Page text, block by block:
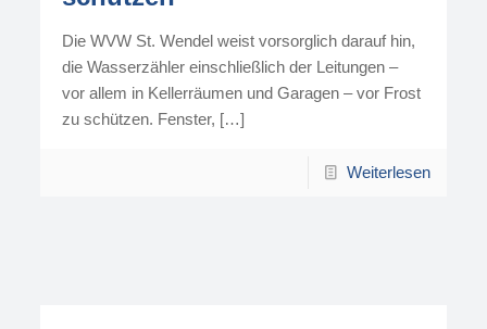
Die WVW St. Wendel weist vorsorglich darauf hin,
die Wasserzähler einschließlich der Leitungen –
vor allem in Kellerräumen und Garagen – vor Frost
zu schützen. Fenster, […]
Weiterlesen